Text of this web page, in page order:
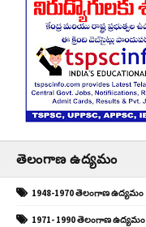
తెలంగాణ ఉద్యమం
1948-1970 తెలంగాణ ఉద్యమం
1971- 1990 తెలంగాణ ఉద్యమం